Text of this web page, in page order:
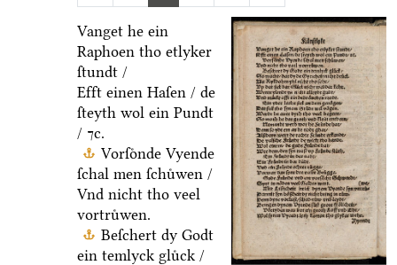
Vanget he ein
Raphoen tho etlyker
ſtundt /
Efft einen Haſen / de
ſteyth wol ein Pundt
/ ⁊c.
Vorſoͤnde Vyende
ſchal men ſchuͤwen /
Vnd nicht tho veel
vortruͤwen.
Beſchert dy Godt
ein temlyck gluͤck /